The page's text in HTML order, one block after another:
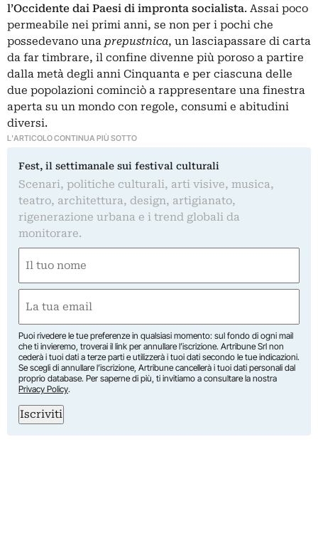
l’Occidente dai Paesi di impronta socialista. Assai poco
permeabile nei primi anni, se non per i pochi che
possedevano una prepustnica, un lasciapassare di carta
da far timbrare, il confine divenne più poroso a partire
dalla metà degli anni Cinquanta e per ciascuna delle
due popolazioni cominciò a rappresentare una finestra
aperta su un mondo con regole, consumi e abitudini
diversi.
L'ARTICOLO CONTINUA PIÙ SOTTO
Fest, il settimanale sui festival culturali
Scenari, politiche culturali, arti visive, musica,
teatro, architettura, design, artigianato,
rigenerazione urbana e i trend globali da
monitorare.
(Required)
First
(Required)
Puoi rivedere le tue preferenze in qualsiasi momento: sul fondo di ogni mail
che ti invieremo, troverai il link per annullare l’iscrizione. Artribune Srl non
cederà i tuoi dati a terze parti e utilizzerà i tuoi dati secondo le tue indicazioni.
Se scegli di annullare l’iscrizione, Artribune cancellerà i tuoi dati personali dal
proprio database. Per saperne di più, ti invitiamo a consultare la nostra
Privacy Policy.
Iscriviti